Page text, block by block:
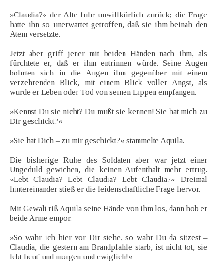
»Claudia?« der Alte fuhr unwillkürlich zurück; die Frage
hatte ihn so unerwartet getroffen, daß sie ihm beinah den
Atem versetzte.
Jetzt aber griff jener mit beiden Händen nach ihm, als
fürchtete er, daß er ihm entrinnen würde. Seine Augen
bohrten sich in die Augen ihm gegenüber mit einem
verzehrenden Blick, mit einem Blick voller Angst, als
würde er Leben oder Tod von seinen Lippen empfangen.
»Kennst Du sie nicht? Du mußt sie kennen! Sie hat mich zu
Dir geschickt?«
»Sie hat Dich – zu mir geschickt?« stammelte Aquila.
Die bisherige Ruhe des Soldaten aber war jetzt einer
Ungeduld gewichen, die keinen Aufenthalt mehr ertrug.
»Lebt Claudia? Lebt Claudia? Lebt Claudia?« Dreimal
hintereinander stieß er die leidenschaftliche Frage hervor.
Mit Gewalt riß Aquila seine Hände von ihm los, dann hob er
beide Arme empor.
»So wahr ich hier vor Dir stehe, so wahr Du da sitzest –
Claudia, die gestern am Brandpfahle starb, ist nicht tot, sie
lebt heut' und morgen und ewiglich!«